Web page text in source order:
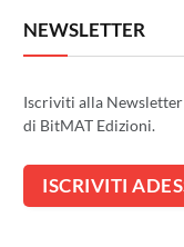
NEWSLETTER
Iscriviti alla
di BitMAT Edizioni.